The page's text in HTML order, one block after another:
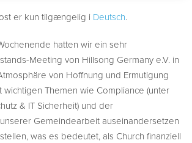
er kun tilgængelig i Deutsch.
hatten wir ein sehr
Meeting von Hillsong Germany e.V. in
von Hoffnung und Ermutigung
wichtigen Themen wie Compliance (unter
& IT Sicherheit) und der
Gemeindearbeit auseinandersetzen
was es bedeutet, als Church finanziell